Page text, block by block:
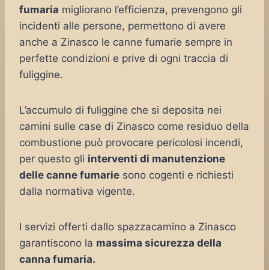
fumaria migliorano l’efficienza, prevengono gli
incidenti alle persone, permettono di avere
anche a Zinasco le canne fumarie sempre in
perfette condizioni e prive di ogni traccia di
fuliggine.
L’accumulo di fuliggine che si deposita nei
camini sulle case di Zinasco come residuo della
combustione può provocare pericolosi incendi,
per questo gli interventi di manutenzione
delle canne fumarie sono cogenti e richiesti
dalla normativa vigente.
I servizi offerti dallo spazzacamino a Zinasco
garantiscono la massima sicurezza della
canna fumaria.